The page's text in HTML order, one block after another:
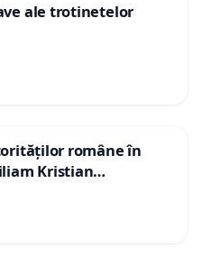
ale trotinetelor
române în
Kristian
în Danemarca de